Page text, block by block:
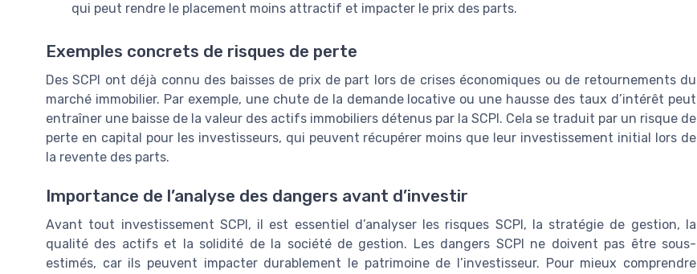
qui peut rendre le placement moins attractif et impacter le prix des parts.
Exemples concrets de risques de perte
Des SCPI ont déjà connu des baisses de prix de part lors de crises économiques ou de retournements du
marché immobilier. Par exemple, une chute de la demande locative ou une hausse des taux d’intérêt peut
entraîner une baisse de la valeur des actifs immobiliers détenus par la SCPI. Cela se traduit par un risque de
perte en capital pour les investisseurs, qui peuvent récupérer moins que leur investissement initial lors de
la revente des parts.
Importance de l’analyse des dangers avant d’investir
Avant tout investissement SCPI, il est essentiel d’analyser les risques SCPI, la stratégie de gestion, la
qualité des actifs et la solidité de la société de gestion. Les dangers SCPI ne doivent pas être sous-
estimés, car ils peuvent impacter durablement le patrimoine de l’investisseur. Pour mieux comprendre